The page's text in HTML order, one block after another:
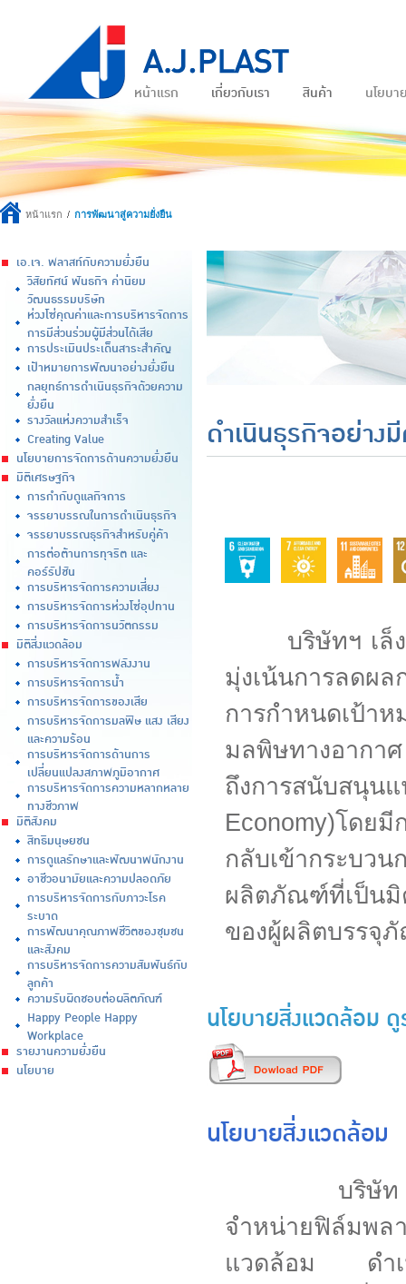
หน้าแรก เกี่ยวกับเรา สินค้า นโยบา
หน้าแรก การพัฒนาสู่ความยั่งยืน
เอ.เจ. พลาสท์กับความยั่งยืน
วิสัยทัศน์ พันธกิจ ค่านิยม
วัฒนธรรมบริษัท
ห่วงโซ่คุณค่าและการบริหารจัดการ
การมีส่วนร่วมผู้มีส่วนได้เสีย
การประเมินประเด็นสาระสำคัญ
เป้าหมายการพัฒนาอย่างยั่งยืน
กลยุทธ์การดำเนินธุรกิจด้วยความ
ยั่งยืน
รางวัลแห่งความสำเร็จ
Creating Value
นโยบายการจัดการด้านความยั่งยืน
มิติเศรษฐกิจ
การกำกับดูแลกิจการ
จรรยาบรรณในการดำเนินธุรกิจ
จรรยาบรรณธุรกิจสำหรับคู่ค้า
การต่อต้านการทุจริต และ
คอร์รัปชัน
การบริหารจัดการความเสี่ยง
การบริหารจัดการห่วงโซ่อุปทาน
การบริหารจัดการนวัตกรรม
มิติสิ่งแวดล้อม
การบริหารจัดการพลังงาน
การบริหารจัดการน้ำ
การบริหารจัดการของเสีย
การบริหารจัดการมลพิษ แสง เสียง
และความร้อน
การบริหารจัดการด้านการ
เปลี่ยนแปลงสภาพภูมิอากาศ
การบริหารจัดการความหลากหลาย
ทางชีวภาพ
มิติสังคม
สิทธิมนุษยชน
การดูแลรักษาและพัฒนาพนักงาน
อาชีวอนามัยและความปลอดภัย
การบริหารจัดการกับภาวะโรค
ระบาด
การพัฒนาคุณภาพชีวิตของชุมชน
และสังคม
การบริหารจัดการความสัมพันธ์กับ
ลูกค้า
ความรับผิดชอบต่อผลิตภัณฑ์
Happy People Happy
Workplace
รายงานความยั่งยืน
นโยบาย
ดำเนินธุรกิจอย่า
บริษัทฯ เล็งเ
มุ่งเน้นการลดผ
การกำหนดเป้า
มลพิษทางอากา
ถึงการสนับส
Economy)โดย
กลับเข้ากระบว
ผลิตภัณฑ์ที่เป็นมิ
ของผู้ผลิตบรรจุ
นโยบายสิ่งแวดล้อม
นโยบายสิ่งแวดล้อม
บริษัท เอ.เ
จำหน่ายฟิล์มพล
แวดล้อม ดำเนิ